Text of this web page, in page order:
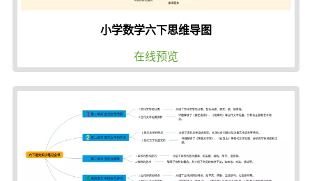
小学数学六下思维导图
在线预览